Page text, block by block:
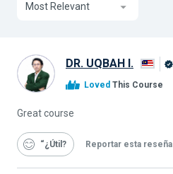
Most Relevant
DR. UQBAH I.
Loved This Course
Great course
“¿Útil Reportar esta reseña